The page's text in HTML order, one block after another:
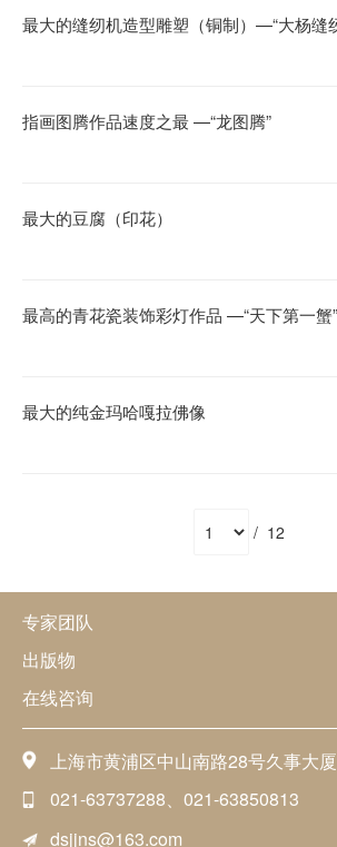
最大的缝纫机造型雕塑（铜制）—“大杨缝
指画图腾作品速度之最 —“龙图腾”
最大的豆腐（印花）
最高的青花瓷装饰彩灯作品 —“天下第一蟹”
最大的纯金玛哈嘎拉佛像
/ 12
专家团队
出版物
在线咨询
上海市黄浦区中山南路28号久事大
021-63737288、021-63850813
dsjjns@163.com